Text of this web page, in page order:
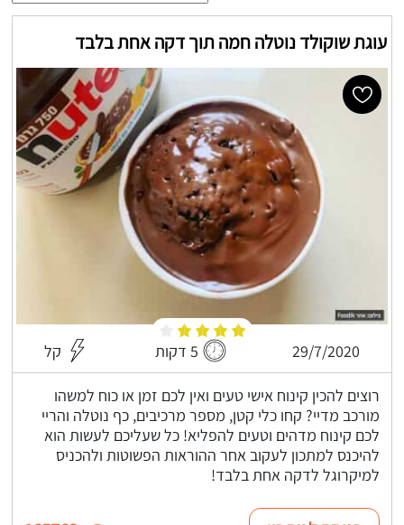
עוגת שוקולד נוטלה חמה תוך דקה אחת בלבד
29/7/2020 5 דקות קל
רוצים להכין קינוח אישי טעים ואין לכם זמן או כוח למשהו
מורכב מדיי? קחו כלי קטן, מספר מרכיבים, כף נוטלה והריי
לכם קינוח מדהים וטעים להפליא! כל שעליכם לעשות הוא
להיכנס למתכון לעקוב אחר ההוראות הפשוטות ולהכניס
למיקרוגל לדקה אחת בלבד!